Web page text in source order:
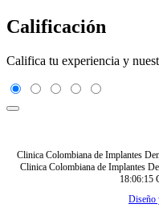
Calificación
Califica tu experiencia y
Clinica Colombiana de Implantes
Clinica Colombiana de Implantes
18:06:15
Diseño